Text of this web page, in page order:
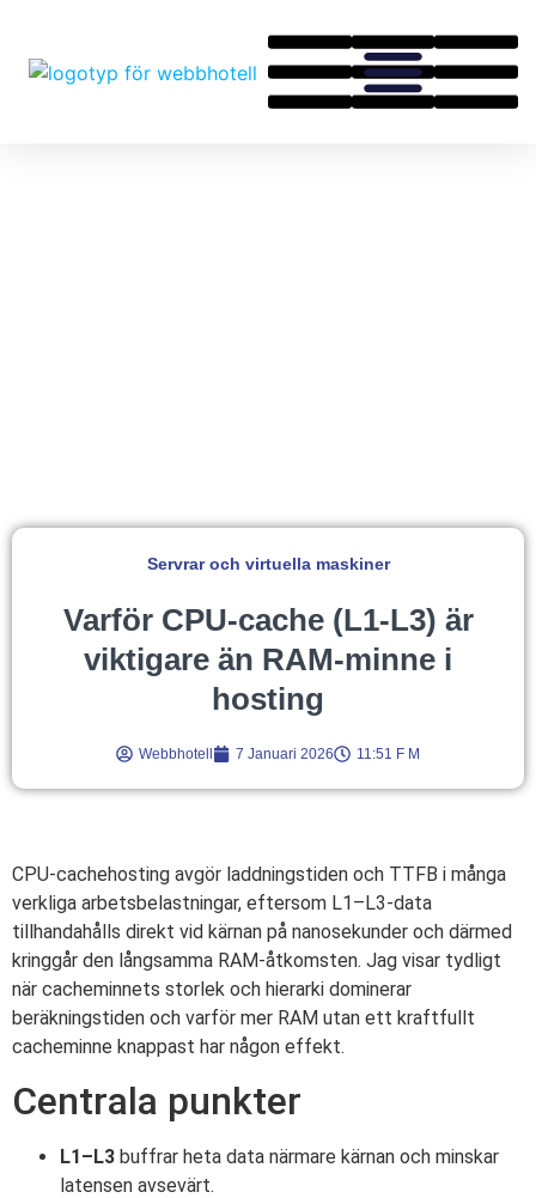
Servrar och virtuella maskiner
Varför CPU-cache (L1-L3) är
viktigare än RAM-minne i
hosting
Webbhotell 7 Januari 2026 11:51 F M
CPU-cachehosting avgör laddningstiden och TTFB i många
verkliga arbetsbelastningar, eftersom L1–L3-data
tillhandahålls direkt vid kärnan på nanosekunder och därmed
kringgår den långsamma RAM-åtkomsten. Jag visar tydligt
när cacheminnets storlek och hierarki dominerar
beräkningstiden och varför mer RAM utan ett kraftfullt
cacheminne knappast har någon effekt.
Centrala punkter
L1–L3 buffrar heta data närmare kärnan och minskar
latensen avsevärt.